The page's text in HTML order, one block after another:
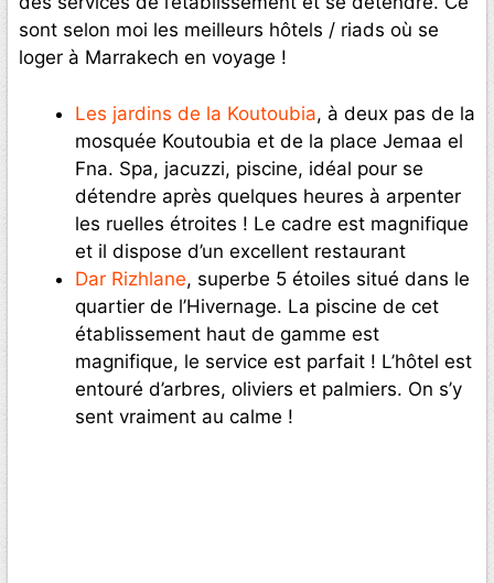
sont selon moi les meilleurs hôtels / riads où se
loger à Marrakech en voyage !
Les jardins de la Koutoubia, à deux pas de la
mosquée Koutoubia et de la place Jemaa el
Fna. Spa, jacuzzi, piscine, idéal pour se
détendre après quelques heures à arpenter
les ruelles étroites ! Le cadre est magnifique
et il dispose d’un excellent restaurant
Dar Rizhlane, superbe 5 étoiles situé dans le
quartier de l’Hivernage. La piscine de cet
établissement haut de gamme est
magnifique, le service est parfait ! L’hôtel est
entouré d’arbres, oliviers et palmiers. On s’y
sent vraiment au calme !